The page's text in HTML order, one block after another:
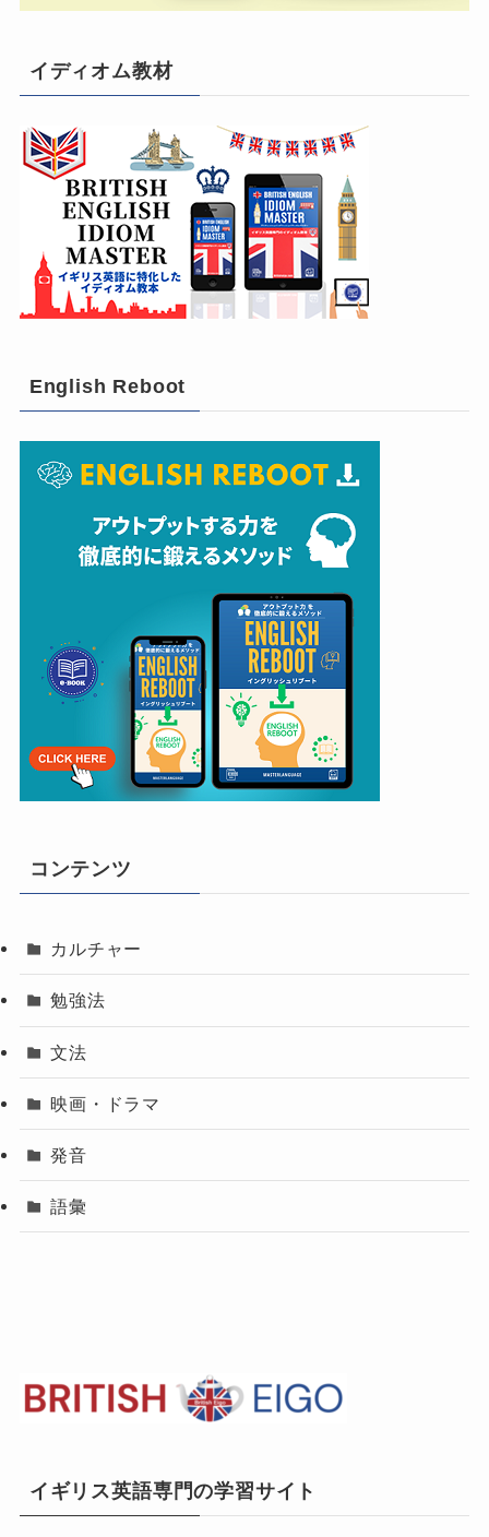
イディオム教材
English Reboot
コンテンツ
カルチャー
勉強法
文法
映画・ドラマ
発音
語彙
イギリス英語専門の学習サイト